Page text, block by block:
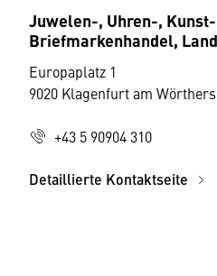
Juwelen-, Uhren-,
Briefmarkenhandel,
Europaplatz 1
9020 Klagenfurt am
+43 5 90904 310
Detaillierte Kontaktseite